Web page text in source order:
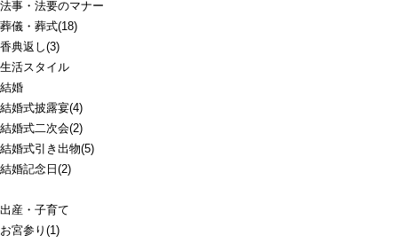
法事・法要のマナー
葬儀・葬式(18)
香典返し(3)
生活スタイル
結婚
結婚式披露宴(4)
結婚式二次会(2)
結婚式引き出物(5)
結婚記念日(2)
出産・子育て
お宮参り(1)